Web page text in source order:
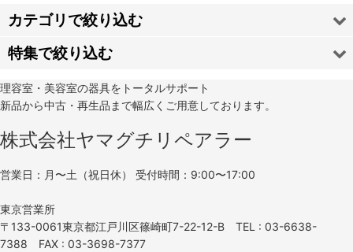
カテゴリで絞り込む
セットイス
バックシャンプー
特集で絞り込む
タカラベルモント
大広
アンティーク椅子
理容室・美容室の器具をトータルサポート
新品から中古・再生品まで幅広くご用意しております。
株式会社ヤマグチリペアラー
営業日：月〜土（祝日休） 受付時間：9:00〜17:00
東京営業所
〒133-0061東京都江戸川区篠崎町7-22-12-B TEL : 03-6638-
7388 FAX : 03-3698-7377